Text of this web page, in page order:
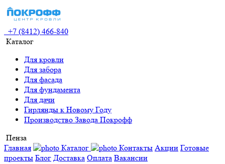
+7 (8412) 466-840
Каталог
Для кровли
Для забора
Для фасада
Для фундамента
Для дачи
Гирлянды к Новому Году
Производство Завода Покрофф
Пенза
Главная
Каталог Контакты Акции
Готовые
проекты Блог Доставка Оплата Вакансии